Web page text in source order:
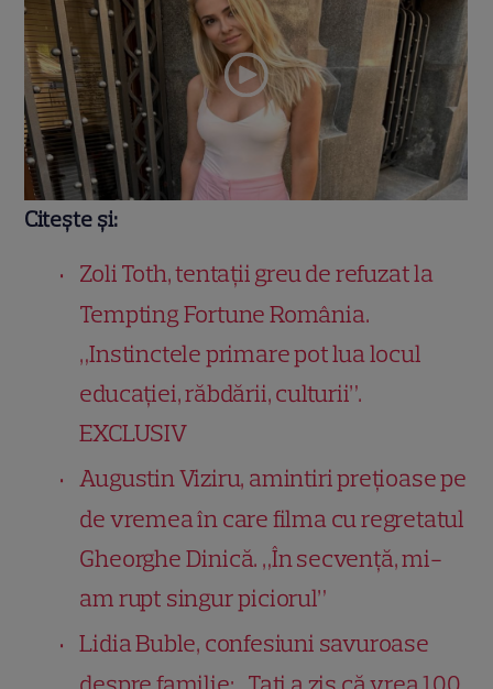
Citește și:
Zoli Toth, tentații greu de refuzat la
Tempting Fortune România.
„Instinctele primare pot lua locul
educației, răbdării, culturii”.
EXCLUSIV
Augustin Viziru, amintiri prețioase pe
de vremea în care filma cu regretatul
Gheorghe Dinică. „În secvență, mi-
am rupt singur piciorul”
Lidia Buble, confesiuni savuroase